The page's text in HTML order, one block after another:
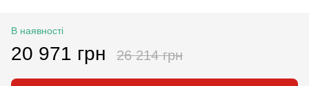
В наявності
20 971 грн 26 214 грн